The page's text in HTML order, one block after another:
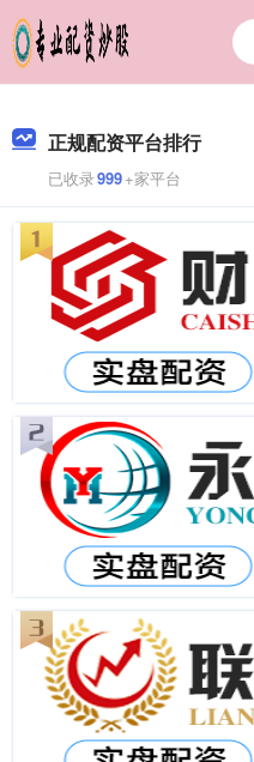
正规配资平台排行
已收录999+家平台